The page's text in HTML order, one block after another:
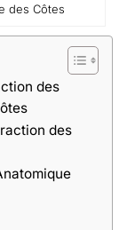
des Côtes
des
des